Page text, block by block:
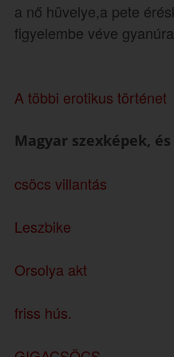
a nő hüvelye,a pete
figyelembe véve
A többi erotikus történet
Magyar szexképek,
csöcs villantás
Leszbike
Orsolya akt
friss hús.